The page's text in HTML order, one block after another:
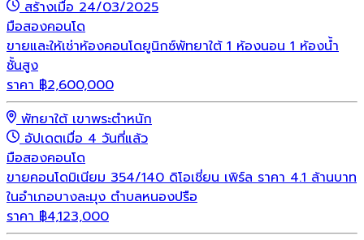
สร้างเมื่อ 24/03/2025
มือสองคอนโด
ขายและให้เช่าห้องคอนโดยูนิกซ์พัทยาใต้ 1 ห้องนอน 1 ห้องน้ำ
ชั้นสูง
ราคา ฿2,600,000
พัทยาใต้ เขาพระตำหนัก
อัปเดตเมื่อ 4 วันที่แล้ว
มือสองคอนโด
ขายคอนโดมิเนียม 354/140 ดิโอเชี่ยน เพิร์ล ราคา 4.1 ล้านบาท
ในอำเภอบางละมุง ตำบลหนองปรือ
ราคา ฿4,123,000